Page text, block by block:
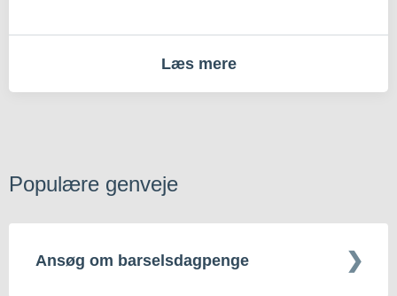
Læs mere
Populære genveje
Ansøg om barselsdagpenge